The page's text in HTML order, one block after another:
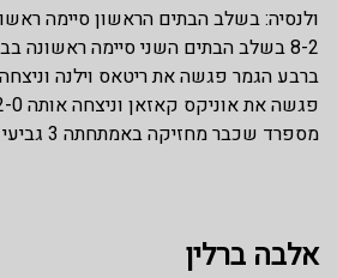
ולנסיה: בשלב הבתים הראשון סיימה
מספרד שכבר מחזיקה באמתחתה 3 גביעי יורוקאפ.
אלבה ברלין